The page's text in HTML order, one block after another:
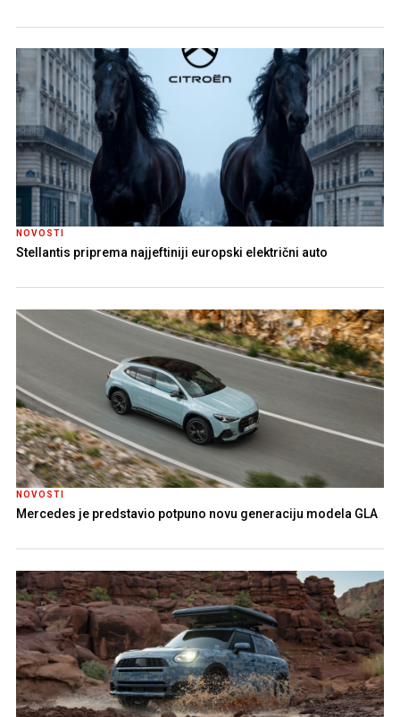
NOVOSTI
Stellantis priprema najjeftiniji europski električni auto
NOVOSTI
Mercedes je predstavio potpuno novu generaciju modela GLA